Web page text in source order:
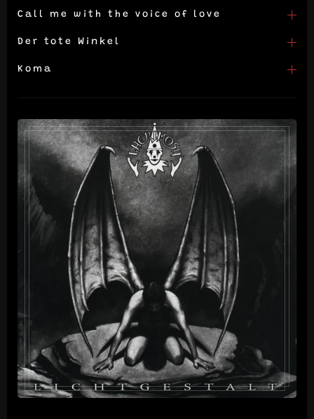
Call me with the voice of love
Der tote Winkel
Koma